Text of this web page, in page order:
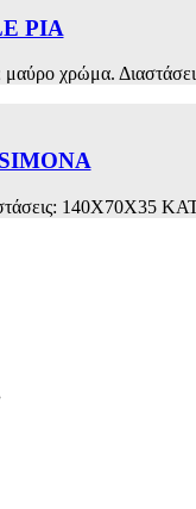
PIA
μαύρο χρώμα.